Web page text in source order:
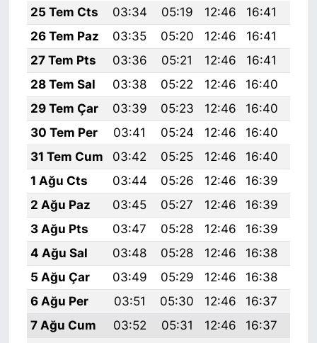
25 Tem Cts
03:34 05:19 12:46 16:41
26 Tem Paz
03:35 05:20 12:46 16:41
27 Tem Pts
03:36 05:21 12:46 16:41
28 Tem Sal
03:38 05:22 12:46 16:40
29 Tem Çar
03:39 05:23 12:46 16:40
30 Tem Per
03:41 05:24 12:46 16:40
31 Tem Cum
03:42 05:25 12:46 16:40
1 Ağu Cts
03:44 05:26 12:46 16:39
2 Ağu Paz
03:45 05:27 12:46 16:39
3 Ağu Pts
03:47 05:28 12:46 16:39
4 Ağu Sal
03:48 05:28 12:46 16:38
5 Ağu Çar
03:49 05:29 12:46 16:38
6 Ağu Per
03:51 05:30 12:46 16:37
7 Ağu Cum
03:52 05:31 12:46 16:37